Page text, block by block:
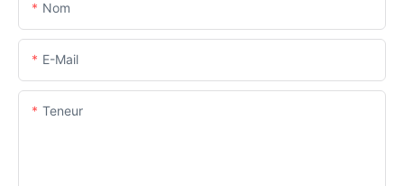
Nom
E-Mail
Teneur